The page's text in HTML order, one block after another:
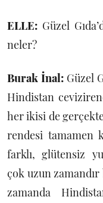
ELLE: Güzel
neler?
Burak İnal: Güzel
Hindistan
her ikisi de
rendesi tamamen
farklı, glütensiz
çok uzun
zamanda